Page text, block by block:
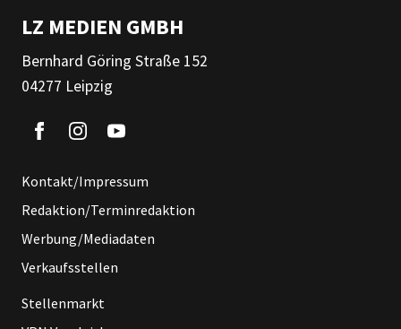
LZ MEDIEN GMBH
Bernhard Göring Straße 152
04277 Leipzig
Kontakt/Impressum
Redaktion/Terminredaktion
Werbung/Mediadaten
Verkaufsstellen
Stellenmarkt